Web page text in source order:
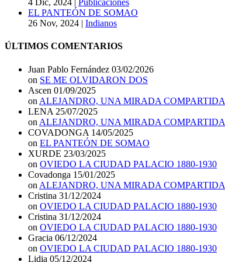
4 Dic, 2024 | Publicaciones
EL PANTEÓN DE SOMAO
26 Nov, 2024 | Indianos
ÚLTIMOS COMENTARIOS
Juan Pablo Fernández 03/02/2026
on SE ME OLVIDARON DOS
Ascen 01/09/2025
on ALEJANDRO, UNA MIRADA COMPARTIDA
LENA 25/07/2025
on ALEJANDRO, UNA MIRADA COMPARTIDA
COVADONGA 14/05/2025
on EL PANTEÓN DE SOMAO
XURDE 23/03/2025
on OVIEDO LA CIUDAD PALACIO 1880-1930
Covadonga 15/01/2025
on ALEJANDRO, UNA MIRADA COMPARTIDA
Cristina 31/12/2024
on OVIEDO LA CIUDAD PALACIO 1880-1930
Cristina 31/12/2024
on OVIEDO LA CIUDAD PALACIO 1880-1930
Gracia 06/12/2024
on OVIEDO LA CIUDAD PALACIO 1880-1930
Lidia 05/12/2024